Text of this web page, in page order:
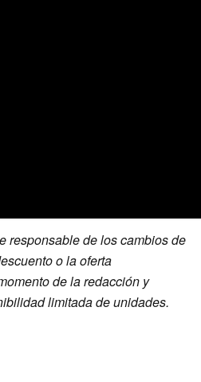
responsable de los cambios de
o la oferta
de la redacción y
limitada de unidades.